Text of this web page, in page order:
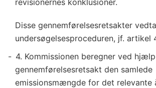
Disse gennemførelsesretsakter
undersøgelsesproceduren, jf. artikel
4. Kommissionen beregner ved
gennemførelsesretsakt den samlede
emissionsmængde for det relevante